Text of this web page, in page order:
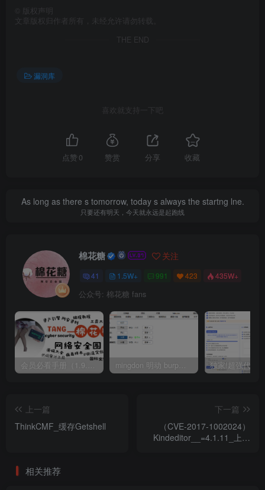
版权声明
文章版权归作者所有，未经允许请勿转载。
THE END
漏洞库
喜欢就支持一下吧
点赞 0 赞赏 分享 收藏
As long as there s tomorrow, today s always the startng lne.
只要还有明天，今天就永远是起跑线
棉花糖 关注
41 1.5W+ 991 423 435W+
公众号: 棉花糖 fans
会员必看手册（1.9.0版本 26.4.5更新） mingdon 明动 burp插件0.2.6版本 本地时间校验去除版
上一篇
ThinkCMF_缓存Getshell
下一篇
（CVE-2017-1002024）
Kindeditor__=4.1.11_上传
相关推荐